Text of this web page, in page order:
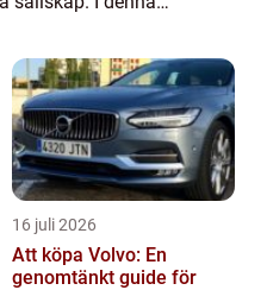
16 juli 2026
Att köpa Volvo: En
genomtänkt guide för